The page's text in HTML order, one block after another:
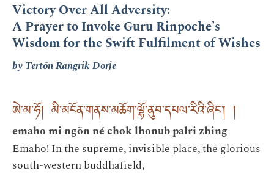
Victory Over All Adversity:
A Prayer to Invoke Guru Rinpoche’s
Wisdom for the Swift Fulfilment of Wishes
by Tertön Rangrik Dorje
ཨེ་མ་ཧོ། མི་མངོན་གནས་མཆོག་ལྷོ་ནུབ་དཔལ་རིའི་ཞིང་། །
emaho mi ngön né chok lhonub palri zhing
Emaho! In the supreme, invisible place, the glorious
south-western buddhafield,